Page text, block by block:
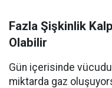
Fazla Şişkinlik
Olabilir
Gün içerisinde
miktarda gaz